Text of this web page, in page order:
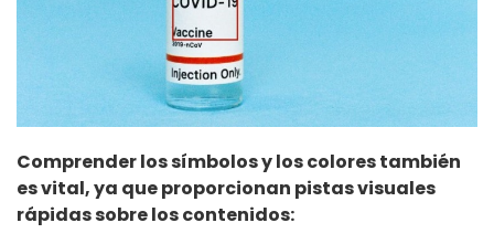
Comprender los símbolos y los colores también
es vital, ya que proporcionan pistas visuales
rápidas sobre los contenidos: